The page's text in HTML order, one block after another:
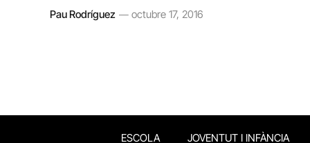
Pau Rodríguez octubre 17, 2016
ESCOLA JOVENTUT I INFÀNCIA